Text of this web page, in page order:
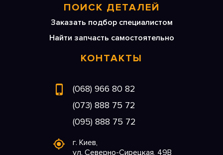
ПОИСК ДЕТАЛЕЙ
Заказать подбор специалистом
Найти запчасть самостоятельно
КОНТАКТЫ
(068) 966 80 82
(073) 888 75 72
(095) 888 75 72
г. Киев,
ул. Северно-Сирецкая, 49В